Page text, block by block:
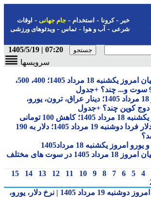
-کرونا-استخدام- جام جهانی-اوقات
شرعی-آب و هوا-تماس-ویدئوهای ورزشی
07:20 | 1405/5/19
سرویسها
قیمت سکه پارسیان امروز یکشنبه 18 مرداد 1405؛ 400، 500،
قیمت دلار امروز 18 مرداد 1405؛ دینار عراق، ترون، یورو،
کوین چند؟ +جدول
تومانی
پیش بینی قیمت دلار فردا دوشنبه 19 مرداد 1405؛ دلار به 190
یکشنبه 18 مرداد1405
قیمت سکه پارسیان امروز 18 مرداد 1405 در سوت های مختلف
5
6
7
8
9
10
11
12
13
14
15
قیمت دلار و ارز امروز دوشنبه 19 مرداد 1405 | نرخ دلار، یورو،